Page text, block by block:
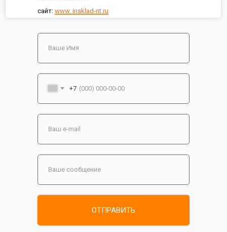
сайт: www. insklad-nt.ru
+7
ОТПРАВИТЬ